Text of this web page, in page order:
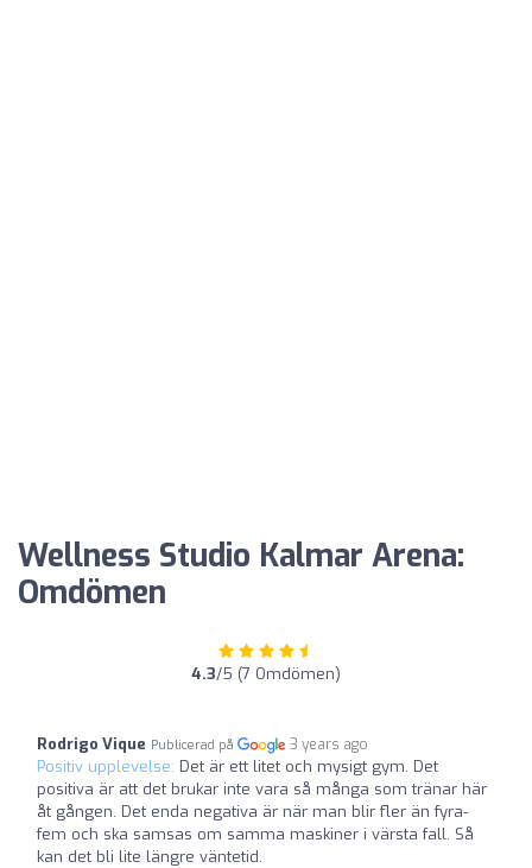
Wellness Studio Kalmar Arena:
Omdömen
4.3/5 (7 Omdömen)
Rodrigo Vique Publicerad på 3 years ago
Positiv upplevelse: Det är ett litet och mysigt gym. Det
positiva är att det brukar inte vara så många som tränar här
åt gången. Det enda negativa är när man blir fler än fyra-
fem och ska samsas om samma maskiner i värsta fall. Så
kan det bli lite längre väntetid.